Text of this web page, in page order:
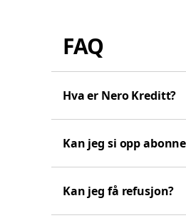
FAQ
Hva er Nero Kreditt?
Kan jeg si opp
Kan jeg få refusjon?